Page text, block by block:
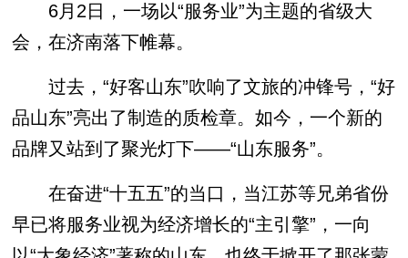
6月2日，一场以“服务业”为主题的省级大
会，在济南落下帷幕。
过去，“好客山东”吹响了文旅的冲锋号，“好
品山东”亮出了制造的质检章。如今，一个新的
品牌又站到了聚光灯下——“山东服务”。
在奋进“十五五”的当口，当江苏等兄弟省份
早已将服务业视为经济增长的“主引擎”，一向